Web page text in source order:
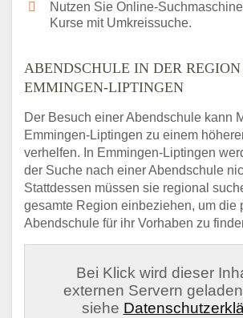
Nutzen Sie Online-
Kurse mit Umkreissuche.
ABENDSCHULE IN DER
EMMINGEN-LIPTINGEN
Der Besuch einer Abendschule kann
Emmingen-Liptingen zu einem
verhelfen. In Emmingen-Liptingen
der Suche nach einer Abendschule
Stattdessen müssen sie regional
gesamte Region einbeziehen, um die
Abendschule für ihr Vorhaben zu
Bei Klick wird dieser
externen Servern
siehe